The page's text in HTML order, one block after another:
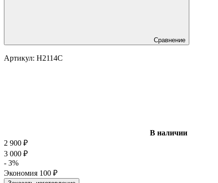
Сравнение
Артикул: H2114C
В наличии
2 900 ₽
3 000 ₽
- 3%
Экономия 100 ₽